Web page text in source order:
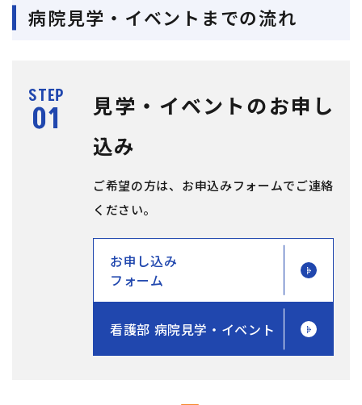
病院見学・イベントまでの流れ
STEP
見学・イベントのお申し
込み
ご希望の方は、お申込みフォームでご連絡
ください。
お申し込み
フォーム
看護部 病院見学・イベント